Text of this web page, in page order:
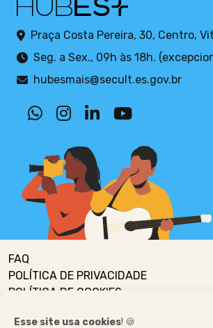
Esse site usa cookies! 🍪
Praça Costa Pereira, 30, Centro,
Seg. a Sex., 09h às 18h.
hubesmais@secult.es.gov.br
FAQ
POLÍTICA DE PRIVACIDADE
POLÍTICA DE COOKIES